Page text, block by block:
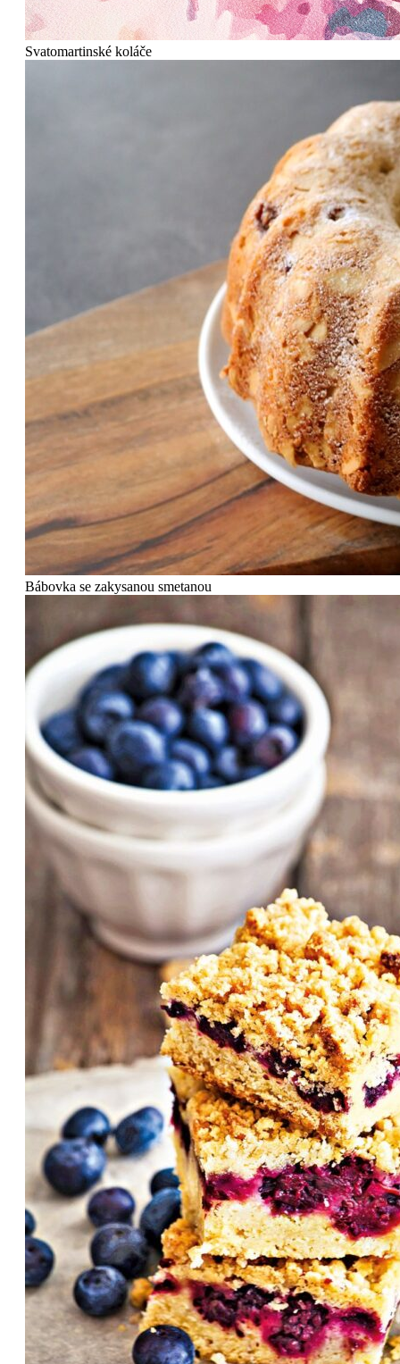
Svatomartinské koláče
Bábovka se zakysanou smetanou